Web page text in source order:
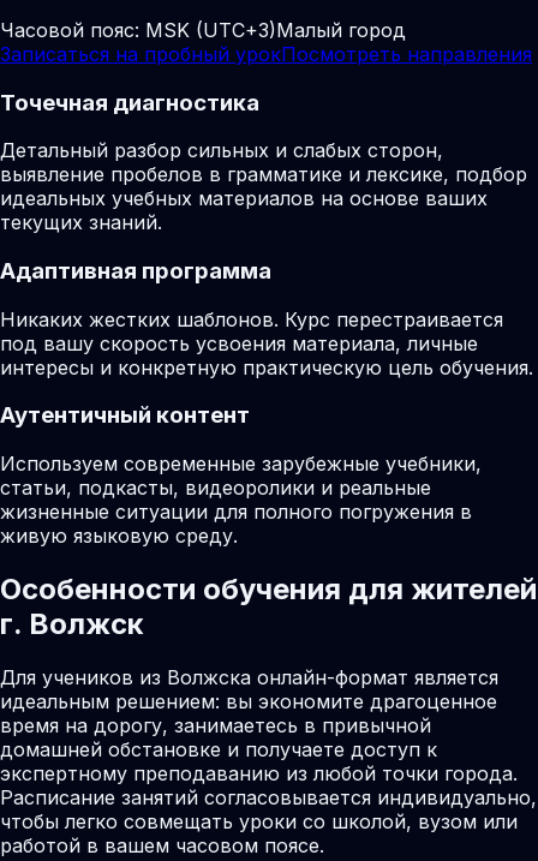
Часовой пояс: MSK (UTC+3)Малый город
Записаться на пробный урокПосмотреть направления
Точечная диагностика
Детальный разбор сильных и слабых сторон,
выявление пробелов в грамматике и лексике, подбор
идеальных учебных материалов на основе ваших
текущих знаний.
Адаптивная программа
Никаких жестких шаблонов. Курс перестраивается
под вашу скорость усвоения материала, личные
интересы и конкретную практическую цель обучения.
Аутентичный контент
Используем современные зарубежные учебники,
статьи, подкасты, видеоролики и реальные
жизненные ситуации для полного погружения в
живую языковую среду.
Особенности обучения для жителей
г. Волжск
Для учеников из Волжска онлайн-формат является
идеальным решением: вы экономите драгоценное
время на дорогу, занимаетесь в привычной
домашней обстановке и получаете доступ к
экспертному преподаванию из любой точки города.
Расписание занятий согласовывается индивидуально,
чтобы легко совмещать уроки со школой, вузом или
работой в вашем часовом поясе.